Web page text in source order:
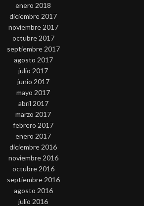
enero 2018
diciembre 2017
noviembre 2017
octubre 2017
septiembre 2017
agosto 2017
julio 2017
junio 2017
mayo 2017
abril 2017
marzo 2017
febrero 2017
enero 2017
diciembre 2016
noviembre 2016
octubre 2016
septiembre 2016
agosto 2016
julio 2016